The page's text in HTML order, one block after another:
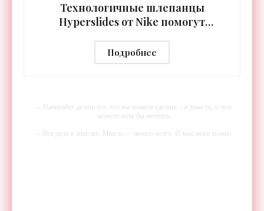
Технологичные шлепанцы
Hyperslides от Nike помогут
тренировки - «Гаджеты»
Подробнее
-- Начинайте делать все, что вы можете сделать – и даже то, о чем
можете хотя бы мечтать.
-- Все дело в мыслях. Мысль — начало всего. И мыслями можно